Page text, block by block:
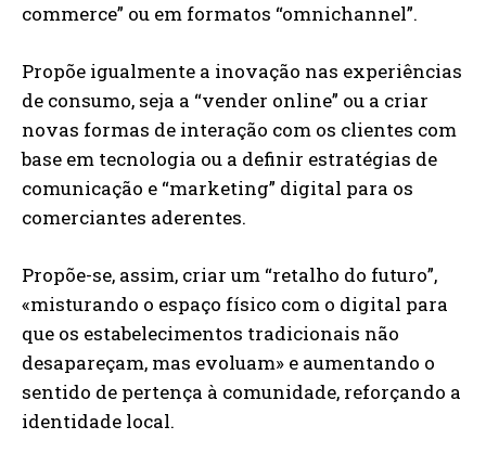
commerce” ou em formatos “omnichannel”.
Propõe igualmente a inovação nas experiências
de consumo, seja a “vender online” ou a criar
novas formas de interação com os clientes com
base em tecnologia ou a definir estratégias de
comunicação e “marketing” digital para os
comerciantes aderentes.
Propõe-se, assim, criar um “retalho do futuro”,
«misturando o espaço físico com o digital para
que os estabelecimentos tradicionais não
desapareçam, mas evoluam» e aumentando o
sentido de pertença à comunidade, reforçando a
identidade local.